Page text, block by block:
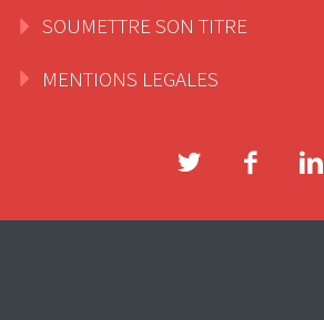
SOUMETTRE SON TITRE
MENTIONS LEGALES